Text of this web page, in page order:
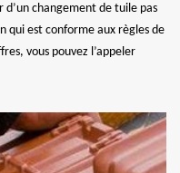
changement de tuile pas
qui est conforme aux règles de
vous pouvez l’appeler